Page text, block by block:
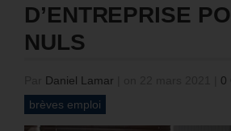
D’ENTREPRISE
NULS
Daniel Lamar
0
brèves emploi